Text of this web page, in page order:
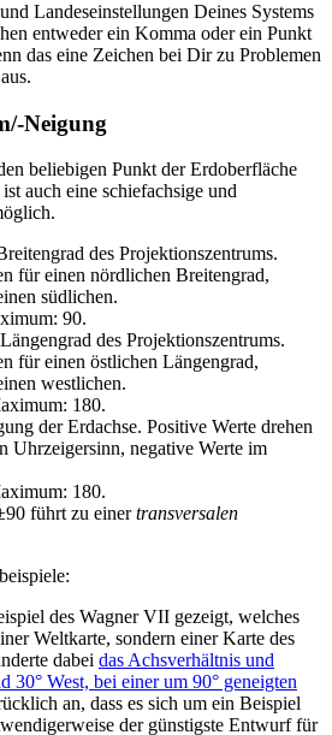
Landeseinstellungen Deines Systems
entweder ein Komma oder ein Punkt
das eine Zeichen bei Dir zu Problemen
Neigung
beliebigen Punkt der Erdoberfläche
auch eine schiefachsige und
des Projektionszentrums.
für einen nördlichen Breitengrad,
südlichen.
90.
Längengrad des Projektionszentrums.
für einen östlichen Längengrad,
westlichen.
180.
der Erdachse. Positive Werte drehen
Uhrzeigersinn, negative Werte im
180.
führt zu einertransversalen
des Wagner VII gezeigt, welches
Weltkarte, sondern einer Karte des
dabei das Achsverhältnis und
30° West, bei einer um 90° geneigten
an, dass es sich um ein Beispiel
der günstigste Entwurf für